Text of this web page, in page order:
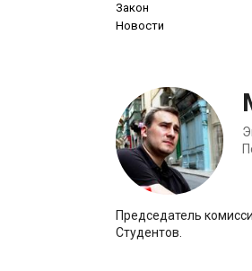
Закон
Новости
Председатель
Студентов.